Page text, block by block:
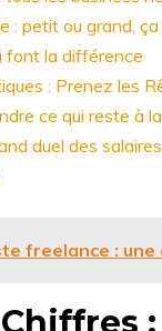
: petit ou grand,
font la différence
: Prenez les
ce qui reste à
duel des salaires
freelance : une